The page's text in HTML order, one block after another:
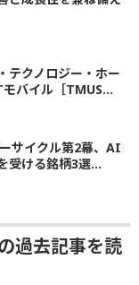
テクノロジー・ホー
バイル［TMUS...
サイクル第2幕、AI
受ける銘柄3選...
過去記事を読